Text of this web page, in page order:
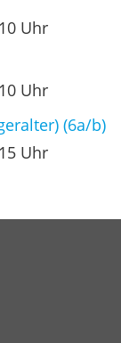
Uhr
Uhr
(6a/b)
Uhr